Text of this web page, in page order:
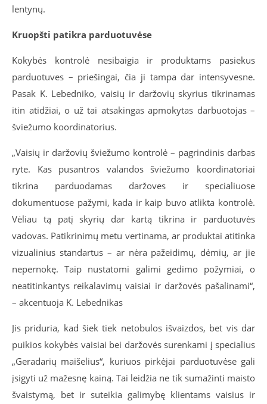
lentynų.
Kruopšti patikra parduotuvėse
Kokybės kontrolė nesibaigia ir produktams pasiekus
parduotuves – priešingai, čia ji tampa dar intensyvesne.
Pasak K. Lebedniko, vaisių ir daržovių skyrius tikrinamas
itin atidžiai, o už tai atsakingas apmokytas darbuotojas –
šviežumo koordinatorius.
„Vaisių ir daržovių šviežumo kontrolė – pagrindinis darbas
ryte. Kas pusantros valandos šviežumo koordinatoriai
tikrina parduodamas daržoves ir specialiuose
dokumentuose pažymi, kada ir kaip buvo atlikta kontrolė.
Vėliau tą patį skyrių dar kartą tikrina ir parduotuvės
vadovas. Patikrinimų metu vertinama, ar produktai atitinka
vizualinius standartus – ar nėra pažeidimų, dėmių, ar jie
nepernokę. Taip nustatomi galimi gedimo požymiai, o
neatitinkantys reikalavimų vaisiai ir daržovės pašalinami“,
– akcentuoja K. Lebednikas
Jis priduria, kad šiek tiek netobulos išvaizdos, bet vis dar
puikios kokybės vaisiai bei daržovės surenkami į specialius
„Geradarių maišelius“, kuriuos pirkėjai parduotuvėse gali
įsigyti už mažesnę kainą. Tai leidžia ne tik sumažinti maisto
švaistymą, bet ir suteikia galimybę klientams vaisius ir